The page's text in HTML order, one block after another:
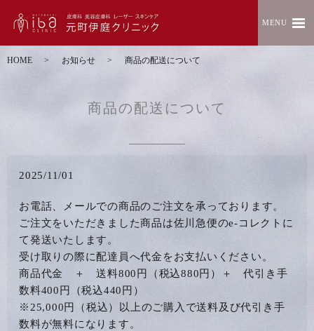
MENU
HOME お知らせ 商品の配送について
商品の配送について
2025/11/01
お電話、メールでの商品のご注文を承っております。
ご注文をいただきました商品は佐川急便のe-コレクトに
て発送いたします。
受け取りの際に配達員へ代金をお支払いください。
商品代金 ＋ 送料800円（税込880円）＋ 代引き手
数料400円（税込440円）
※25,000円（税込）以上のご購入で送料及び代引き手
数料が無料になります。